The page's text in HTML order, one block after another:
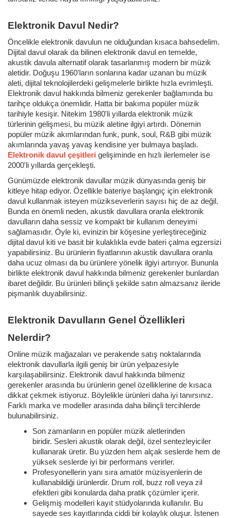
Elektronik Davul Nedir?
Öncelikle elektronik davulun ne olduğundan kısaca bahsedelim.
Dijital davul olarak da bilinen elektronik davul en temelde,
akustik davula alternatif olarak tasarlanmış modern bir müzik
aletidir. Doğuşu 1960'ların sonlarına kadar uzanan bu müzik
aleti, dijital teknolojilerdeki gelişmelerle birlikte hızla evrimleşti.
Elektronik davul hakkında bilmeniz gerekenler bağlamında bu
tarihçe oldukça önemlidir. Hatta bir bakıma popüler müzik
tarihiyle kesişir. Nitekim 1980'li yıllarda elektronik müzik
türlerinin gelişmesi, bu müzik aletine ilgiyi artırdı. Dönemin
popüler müzik akımlarından funk, punk, soul, R&B gibi müzik
akımlarında yavaş yavaş kendisine yer bulmaya başladı.
Elektronik davul çeşitleri gelişiminde en hızlı ilerlemeler ise
2000'li yıllarda gerçekleşti.
Günümüzde elektronik davullar müzik dünyasında geniş bir
kitleye hitap ediyor. Özellikle bateriye başlangıç için elektronik
davul kullanmak isteyen müzikseverlerin sayısı hiç de az değil.
Bunda en önemli neden, akustik davullara oranla elektronik
davulların daha sessiz ve kompakt bir kullanım deneyimi
sağlamasıdır. Öyle ki, evinizin bir köşesine yerleştireceğiniz
dijital davul kiti ve basit bir kulaklıkla evde bateri çalma egzersizi
yapabilirsiniz. Bu ürünlerin fiyatlarının akustik davullara oranla
daha ucuz olması da bu ürünlere yönelik ilgiyi artırıyor. Bununla
birlikte elektronik davul hakkında bilmeniz gerekenler bunlardan
ibaret değildir. Bu ürünleri bilinçli şekilde satın almazsanız ileride
pişmanlık duyabilirsiniz.
Elektronik Davulların Genel Özellikleri
Nelerdir?
Online müzik mağazaları ve perakende satış noktalarında
elektronik davullarla ilgili geniş bir ürün yelpazesiyle
karşılaşabilirsiniz. Elektronik davul hakkında bilmeniz
gerekenler arasında bu ürünlerin genel özelliklerine de kısaca
dikkat çekmek istiyoruz. Böylelikle ürünleri daha iyi tanırsınız.
Farklı marka ve modeller arasında daha bilinçli tercihlerde
bulunabilirsiniz.
Son zamanların en popüler müzik aletlerinden
biridir. Sesleri akustik olarak değil, özel sentezleyiciler
kullanarak üretir. Bu yüzden hem alçak seslerde hem de
yüksek seslerde iyi bir performans verirler.
Profesyonellerin yanı sıra amatör müzisyenlerin de
kullanabildiği ürünlerdir. Drum roll, buzz roll veya zil
efektleri gibi konularda daha pratik çözümler içerir.
Gelişmiş modelleri kayıt stüdyolarında kullanılır. Bu
sayede ses kayıtlarında ciddi bir kolaylık oluşur. İstenen